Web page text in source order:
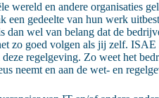
wereld en andere organisaties
een gedeelte van hun werk
dan wel van belang dat de
zo goed volgen als jij zelf. ISAE
deze regelgeving. Zo weet het
neemt en aan de wet- en